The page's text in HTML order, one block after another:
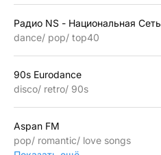
Радио NS - Национальная Сеть
dance pop top40
90s Eurodance
disco retro 90s
Aspan FM
pop
romantic
love songs